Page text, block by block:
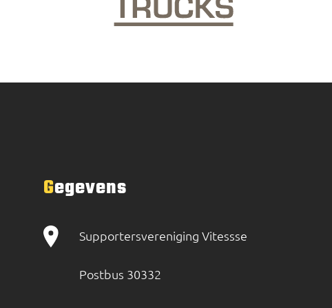
Gegevens
Supportersvereniging Vitessse
Postbus 30332